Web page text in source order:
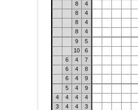
8
4
8
4
8
4
8
4
9
5
10
6
6
4
7
6
4
8
6
4
9
5
4
9
4
4 4
4
3
4 4
3